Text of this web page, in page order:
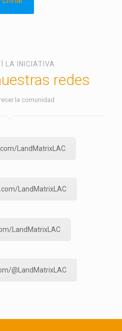
LA INICIATIVA
redes
la comunidad
LandMatrixLAC
LandMatrixLAC
LandMatrixLAC
@LandMatrixLAC